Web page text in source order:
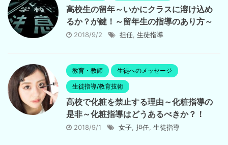
高校生の留年～いかにクラスに溶け込め
るか？が鍵！～留年生の指導のあり方～
2018/9/2 担任 生徒指導
教育・教師 生徒へのメッセージ
生徒指導/教育技術
高校で化粧を禁止する理由～化粧指導の
是非～化粧指導はどうあるべきか？！
2018/9/1 女子 担任 生徒指導